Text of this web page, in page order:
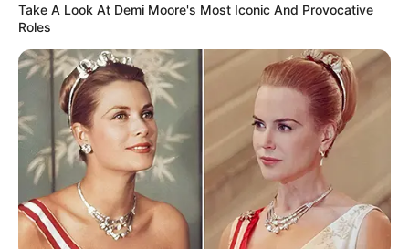
Take A Look At Demi Moore's Most Iconic And Provocative
Roles